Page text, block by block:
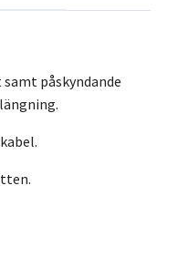
påskyndande